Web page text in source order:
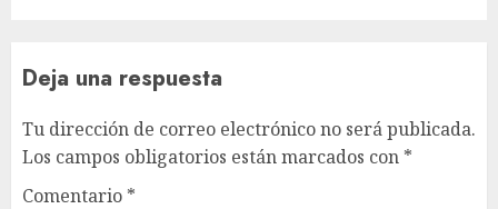
Deja una respuesta
Tu dirección de correo electrónico no será publicada.
Los campos obligatorios están marcados con *
Comentario *